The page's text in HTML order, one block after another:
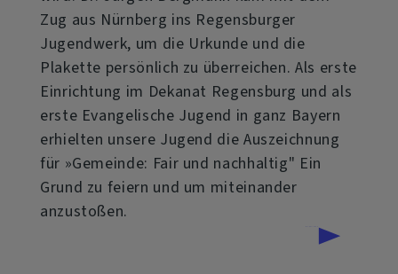
Zug aus Nürnberg ins Regensburger
Jugendwerk, um die Urkunde und die
Plakette persönlich zu überreichen. Als erste
Einrichtung im Dekanat Regensburg und als
erste Evangelische Jugend in ganz Bayern
erhielten unsere Jugend die Auszeichnung
für »Gemeinde: Fair und nachhaltig" Ein
Grund zu feiern und um miteinander
anzustoßen.